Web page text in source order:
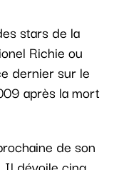
stars de la
Richie ou
dernier sur le
après la mort
de son